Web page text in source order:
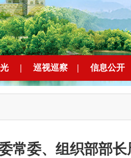
| 巡视巡察 | 信息公开
常委、组织部部